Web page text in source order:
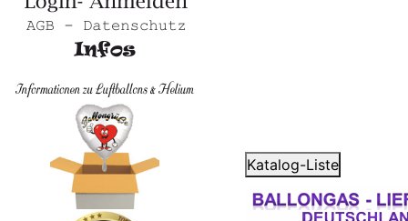
Katalog-Liste